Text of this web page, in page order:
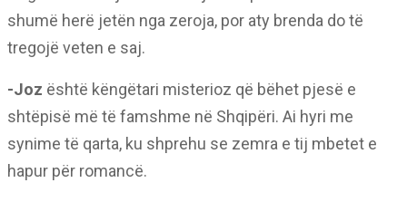
shumë herë jetën nga zeroja, por aty brenda do të
tregojë veten e saj.
-Joz është këngëtari misterioz që bëhet pjesë e
shtëpisë më të famshme në Shqipëri. Ai hyri me
synime të qarta, ku shprehu se zemra e tij mbetet e
hapur për romancë.